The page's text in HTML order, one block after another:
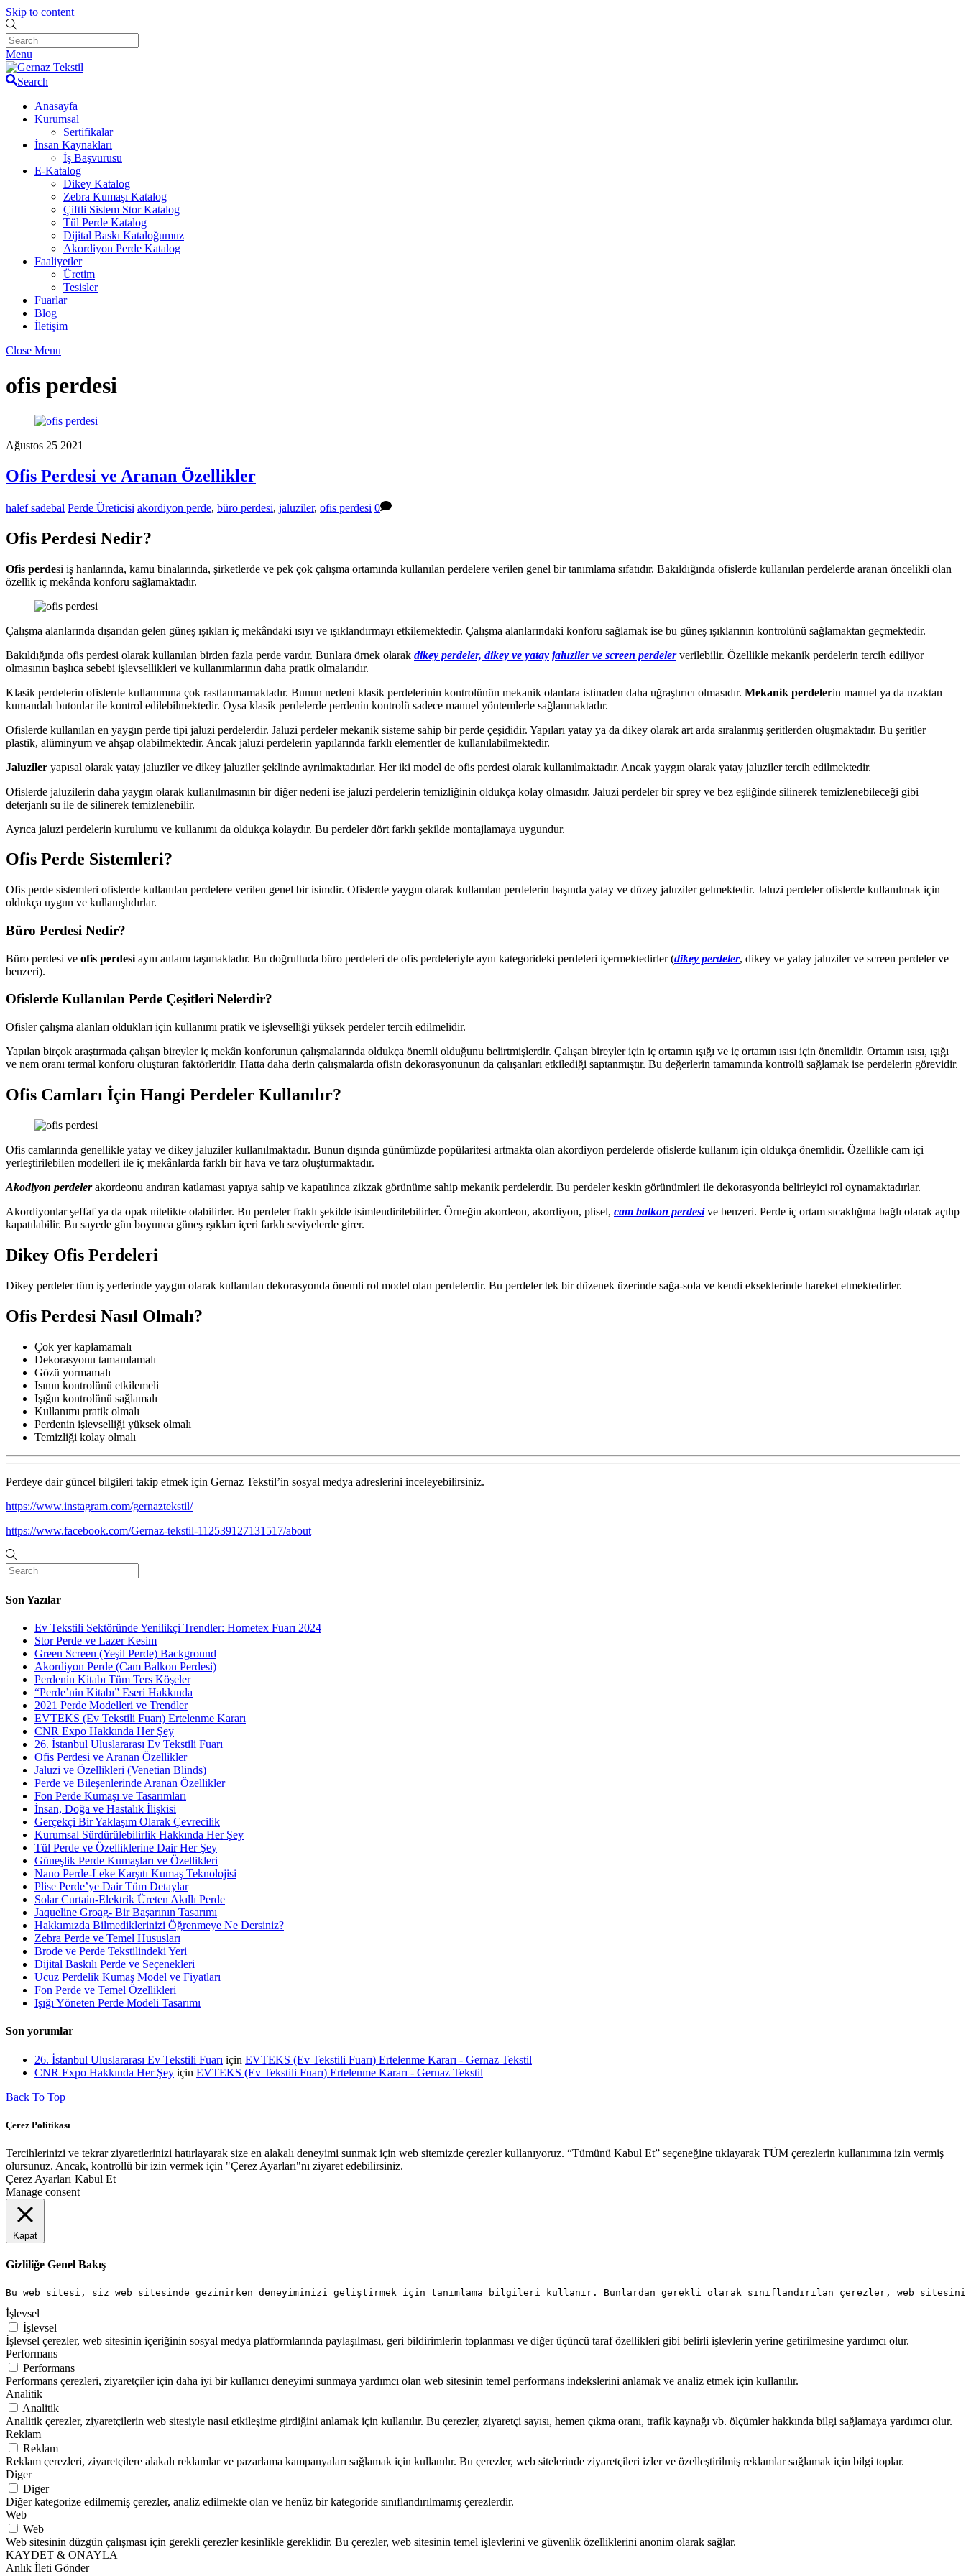
Skip to content
Menu
Search
Anasayfa
Kurumsal
Sertifikalar
İnsan Kaynakları
İş Başvurusu
E-Katalog
Dikey Katalog
Zebra Kumaşı Katalog
Çiftli Sistem Stor Katalog
Tül Perde Katalog
Dijital Baskı Kataloğumuz
Akordiyon Perde Katalog
Faaliyetler
Üretim
Tesisler
Fuarlar
Blog
İletişim
Close Menu
ofis perdesi
Ağustos 25 2021
Ofis Perdesi ve Aranan Özellikler
halef sadebal Perde Üreticisi akordiyon perde, büro perdesi, jaluziler, ofis perdesi 0
Ofis Perdesi Nedir?
Ofis perdesi iş hanlarında, kamu binalarında, şirketlerde ve pek çok çalışma ortamında kullanılan perdelere verilen genel bir tanımlama sıfatıdır. Bakıldığında ofislerde kullanılan perdelerde aranan öncelikli olan
özellik iç mekânda konforu sağlamaktadır.
Çalışma alanlarında dışarıdan gelen güneş ışıkları iç mekândaki ısıyı ve ışıklandırmayı etkilemektedir. Çalışma alanlarındaki konforu sağlamak ise bu güneş ışıklarının kontrolünü sağlamaktan geçmektedir.
Bakıldığında ofis perdesi olarak kullanılan birden fazla perde vardır. Bunlara örnek olarak dikey perdeler, dikey ve yatay jaluziler ve screen perdelerverilebilir. Özellikle mekanik perdelerin tercih ediliyor
olmasının başlıca sebebi işlevsellikleri ve kullanımlarının daha pratik olmalarıdır.
Klasik perdelerin ofislerde kullanımına çok rastlanmamaktadır. Bunun nedeni klasik perdelerinin kontrolünün mekanik olanlara istinaden daha uğraştırıcı olmasıdır. Mekanik perdelerin manuel ya da uzaktan
kumandalı butonlar ile kontrol edilebilmektedir. Oysa klasik perdelerde perdenin kontrolü sadece manuel yöntemlerle sağlanmaktadır.
Ofislerde kullanılan en yaygın perde tipi jaluzi perdelerdir. Jaluzi perdeler mekanik sisteme sahip bir perde çeşididir. Yapıları yatay ya da dikey olarak art arda sıralanmış şeritlerden oluşmaktadır. Bu şeritler
plastik, alüminyum ve ahşap olabilmektedir. Ancak jaluzi perdelerin yapılarında farklı elementler de kullanılabilmektedir.
Jaluziler yapısal olarak yatay jaluziler ve dikey jaluziler şeklinde ayrılmaktadırlar. Her iki model de ofis perdesi olarak kullanılmaktadır. Ancak yaygın olarak yatay jaluziler tercih edilmektedir.
Ofislerde jaluzilerin daha yaygın olarak kullanılmasının bir diğer nedeni ise jaluzi perdelerin temizliğinin oldukça kolay olmasıdır. Jaluzi perdeler bir sprey ve bez eşliğinde silinerek temizlenebileceği gibi
deterjanlı su ile de silinerek temizlenebilir.
Ayrıca jaluzi perdelerin kurulumu ve kullanımı da oldukça kolaydır. Bu perdeler dört farklı şekilde montajlamaya uygundur.
Ofis Perde Sistemleri?
Ofis perde sistemleri ofislerde kullanılan perdelere verilen genel bir isimdir. Ofislerde yaygın olarak kullanılan perdelerin başında yatay ve düzey jaluziler gelmektedir. Jaluzi perdeler ofislerde kullanılmak için
oldukça uygun ve kullanışlıdırlar.
Büro Perdesi Nedir?
Büro perdesi ve ofis perdesi aynı anlamı taşımaktadır. Bu doğrultuda büro perdeleri de ofis perdeleriyle aynı kategorideki perdeleri içermektedirler (dikey perdeler, dikey ve yatay jaluziler ve screen perdeler ve
benzeri).
Ofislerde Kullanılan Perde Çeşitleri Nelerdir?
Ofisler çalışma alanları oldukları için kullanımı pratik ve işlevselliği yüksek perdeler tercih edilmelidir.
Yapılan birçok araştırmada çalışan bireyler iç mekân konforunun çalışmalarında oldukça önemli olduğunu belirtmişlerdir. Çalışan bireyler için iç ortamın ışığı ve iç ortamın ısısı için önemlidir. Ortamın ısısı, ışığı
ve nem oranı termal konforu oluşturan faktörleridir. Hatta daha derin çalışmalarda ofisin dekorasyonunun da çalışanları etkilediği saptanmıştır. Bu değerlerin tamamında kontrolü sağlamak ise perdelerin görevidir.
Ofis Camları İçin Hangi Perdeler Kullanılır?
Ofis camlarında genellikle yatay ve dikey jaluziler kullanılmaktadır. Bunun dışında günümüzde popülaritesi artmakta olan akordiyon perdelerde ofislerde kullanım için oldukça önemlidir. Özellikle cam içi
yerleştirilebilen modelleri ile iç mekânlarda farklı bir hava ve tarz oluşturmaktadır.
Akodiyon perdelerakordeonu andıran katlaması yapıya sahip ve kapatılınca zikzak görünüme sahip mekanik perdelerdir. Bu perdeler keskin görünümleri ile dekorasyonda belirleyici rol oynamaktadırlar.
Akordiyonlar şeffaf ya da opak nitelikte olabilirler. Bu perdeler fraklı şekilde isimlendirilebilirler. Örneğin akordeon, akordiyon, plisel, cam balkon perdesive benzeri. Perde iç ortam sıcaklığına bağlı olarak açılıp
kapatılabilir. Bu sayede gün boyunca güneş ışıkları içeri farklı seviyelerde girer.
Dikey Ofis Perdeleri
Dikey perdeler tüm iş yerlerinde yaygın olarak kullanılan dekorasyonda önemli rol model olan perdelerdir. Bu perdeler tek bir düzenek üzerinde sağa-sola ve kendi ekseklerinde hareket etmektedirler.
Ofis Perdesi Nasıl Olmalı?
Çok yer kaplamamalı
Dekorasyonu tamamlamalı
Gözü yormamalı
Isının kontrolünü etkilemeli
Işığın kontrolünü sağlamalı
Kullanımı pratik olmalı
Perdenin işlevselliği yüksek olmalı
Temizliği kolay olmalı
Perdeye dair güncel bilgileri takip etmek için Gernaz Tekstil’in sosyal medya adreslerini inceleyebilirsiniz.
https://www.instagram.com/gernaztekstil/
https://www.facebook.com/Gernaz-tekstil-112539127131517/about
Son Yazılar
Ev Tekstili Sektöründe Yenilikçi Trendler: Hometex Fuarı 2024
Stor Perde ve Lazer Kesim
Green Screen (Yeşil Perde) Background
Akordiyon Perde (Cam Balkon Perdesi)
Perdenin Kitabı Tüm Ters Köşeler
“Perde’nin Kitabı” Eseri Hakkında
2021 Perde Modelleri ve Trendler
EVTEKS (Ev Tekstili Fuarı) Ertelenme Kararı
CNR Expo Hakkında Her Şey
26. İstanbul Uluslararası Ev Tekstili Fuarı
Ofis Perdesi ve Aranan Özellikler
Jaluzi ve Özellikleri (Venetian Blinds)
Perde ve Bileşenlerinde Aranan Özellikler
Fon Perde Kumaşı ve Tasarımları
İnsan, Doğa ve Hastalık İlişkisi
Gerçekçi Bir Yaklaşım Olarak Çevrecilik
Kurumsal Sürdürülebilirlik Hakkında Her Şey
Tül Perde ve Özelliklerine Dair Her Şey
Güneşlik Perde Kumaşları ve Özellikleri
Nano Perde-Leke Karşıtı Kumaş Teknolojisi
Plise Perde’ye Dair Tüm Detaylar
Solar Curtain-Elektrik Üreten Akıllı Perde
Jaqueline Groag- Bir Başarının Tasarımı
Hakkımızda Bilmediklerinizi Öğrenmeye Ne Dersiniz?
Zebra Perde ve Temel Hususları
Brode ve Perde Tekstilindeki Yeri
Dijital Baskılı Perde ve Seçenekleri
Ucuz Perdelik Kumaş Model ve Fiyatları
Fon Perde ve Temel Özellikleri
Işığı Yöneten Perde Modeli Tasarımı
Son yorumlar
26. İstanbul Uluslararası Ev Tekstili Fuarı için EVTEKS (Ev Tekstili Fuarı) Ertelenme Kararı - Gernaz Tekstil
CNR Expo Hakkında Her Şey için EVTEKS (Ev Tekstili Fuarı) Ertelenme Kararı - Gernaz Tekstil
Back To Top
Çerez Politikası
Tercihlerinizi ve tekrar ziyaretlerinizi hatırlayarak size en alakalı deneyimi sunmak için web sitemizde çerezler kullanıyoruz. “Tümünü Kabul Et” seçeneğine tıklayarak TÜM çerezlerin kullanımına izin vermiş
olursunuz. Ancak, kontrollü bir izin vermek için "Çerez Ayarları"nı ziyaret edebilirsiniz.
Çerez Ayarları Kabul Et
Manage consent
Kapat
Gizliliğe Genel Bakış
Bu web sitesi, siz web sitesinde gezinirken deneyiminizi geliştirmek için tanımlama bilgileri kullanır. Bunlardan gerekli olarak sınıflandırılan çerezler, web
İşlevsel
İşlevsel
İşlevsel çerezler, web sitesinin içeriğinin sosyal medya platformlarında paylaşılması, geri bildirimlerin toplanması ve diğer üçüncü taraf özellikleri gibi belirli işlevlerin yerine getirilmesine yardımcı olur.
Performans
Performans
Performans çerezleri, ziyaretçiler için daha iyi bir kullanıcı deneyimi sunmaya yardımcı olan web sitesinin temel performans indekslerini anlamak ve analiz etmek için kullanılır.
Analitik
Analitik
Analitik çerezler, ziyaretçilerin web sitesiyle nasıl etkileşime girdiğini anlamak için kullanılır. Bu çerezler, ziyaretçi sayısı, hemen çıkma oranı, trafik kaynağı vb. ölçümler hakkında bilgi sağlamaya yardımcı olur.
Reklam
Reklam
Reklam çerezleri, ziyaretçilere alakalı reklamlar ve pazarlama kampanyaları sağlamak için kullanılır. Bu çerezler, web sitelerinde ziyaretçileri izler ve özelleştirilmiş reklamlar sağlamak için bilgi toplar.
Diger
Diger
Diğer kategorize edilmemiş çerezler, analiz edilmekte olan ve henüz bir kategoride sınıflandırılmamış çerezlerdir.
Web
Web
Web sitesinin düzgün çalışması için gerekli çerezler kesinlikle gereklidir. Bu çerezler, web sitesinin temel işlevlerini ve güvenlik özelliklerini anonim olarak sağlar.
KAYDET & ONAYLA
Anlık İleti Gönder